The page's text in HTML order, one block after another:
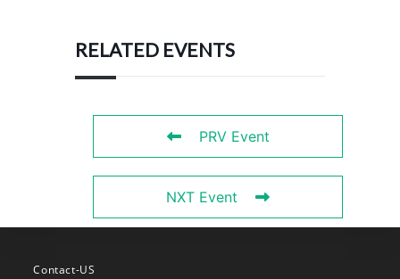
RELATED EVENTS
PRV Event
NXT Event
Contact-US